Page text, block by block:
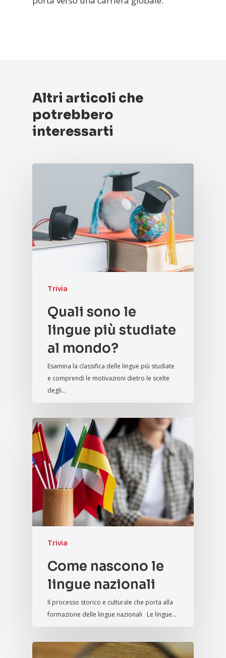
Altri articoli che
potrebbero
interessarti
Trivia
Quali sono le
lingue più studiate
al mondo?
Esamina la classifica delle lingue più studiate
e comprendi le motivazioni dietro le scelte
degli…
Trivia
Come nascono le
lingue nazionali
Il processo storico e culturale che porta alla
formazione delle lingue nazionali Le lingue…